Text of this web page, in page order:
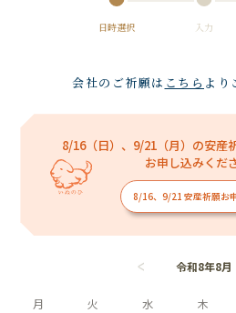
日時選択 入力
会社のご祈願は こちら より
8/16（日）、9/21（月）の安産
お申し込みくだ
8/16、9/21 安産祈願お
令和8年8月
月 火 水 木